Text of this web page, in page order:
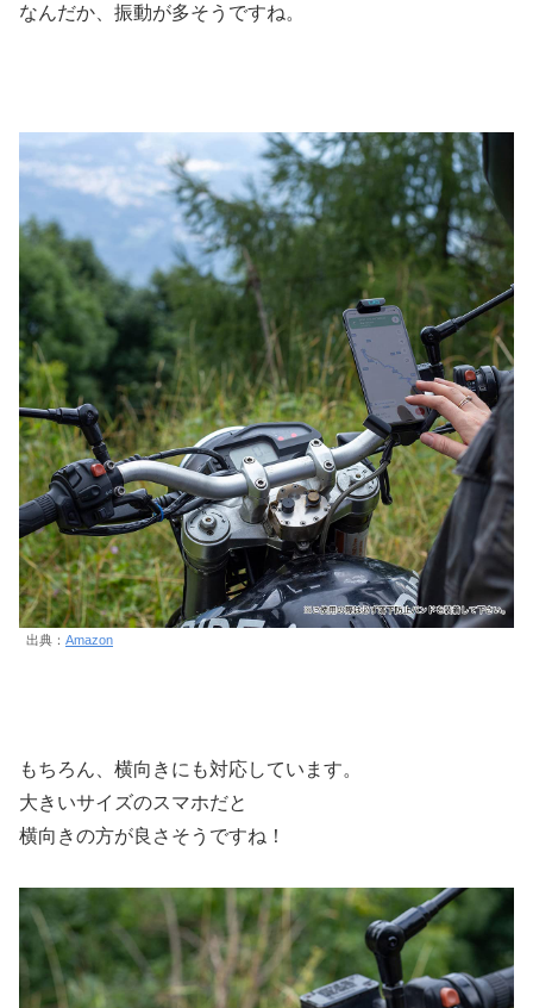
なんだか、振動が多そうですね。
出典： Amazon
もちろん、横向きにも対応しています。
大きいサイズのスマホだと
横向きの方が良さそうですね！